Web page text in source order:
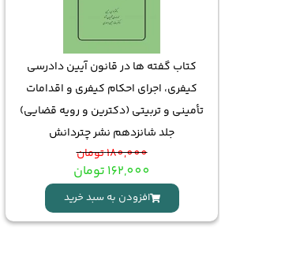
کتاب گفته ها در قانون آیین دادرسی
کیفری، اجرای احکام کیفری و اقدامات
تأمینی و تربیتی (دکترین و رویه قضایی)
جلد شانزدهم نشر چتردانش
180,000تومان
162,000 تومان
افزودن به سبد خرید